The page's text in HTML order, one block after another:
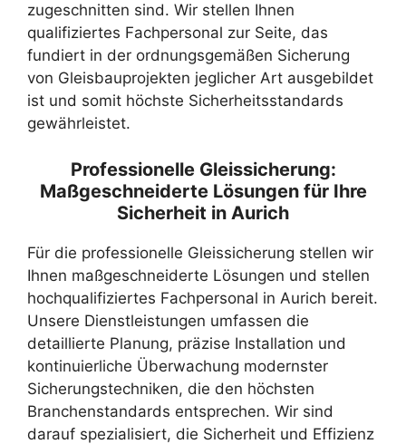
zugeschnitten sind. Wir stellen Ihnen
qualifiziertes Fachpersonal zur Seite, das
fundiert in der ordnungsgemäßen Sicherung
von Gleisbauprojekten jeglicher Art ausgebildet
ist und somit höchste Sicherheitsstandards
gewährleistet.
Professionelle Gleissicherung:
Maßgeschneiderte Lösungen für Ihre
Sicherheit in Aurich
Für die professionelle Gleissicherung stellen wir
Ihnen maßgeschneiderte Lösungen und stellen
hochqualifiziertes Fachpersonal in Aurich bereit.
Unsere Dienstleistungen umfassen die
detaillierte Planung, präzise Installation und
kontinuierliche Überwachung modernster
Sicherungstechniken, die den höchsten
Branchenstandards entsprechen. Wir sind
darauf spezialisiert, die Sicherheit und Effizienz